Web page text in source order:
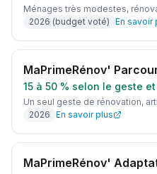
Ménages très modestes,
2026 (budget voté) En savoir
MaPrimeRénov'
15 à 50 % selon le geste
Un seul geste de rénovation,
2026 En savoir plus
MaPrimeRénov'